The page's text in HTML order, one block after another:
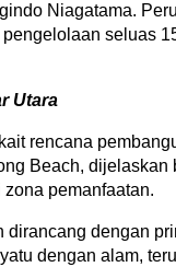
Niagatama.
seluas
Utara
rencana
Beach, dijelaskan
pemanfaatan.
dirancang dengan
dengan alam,